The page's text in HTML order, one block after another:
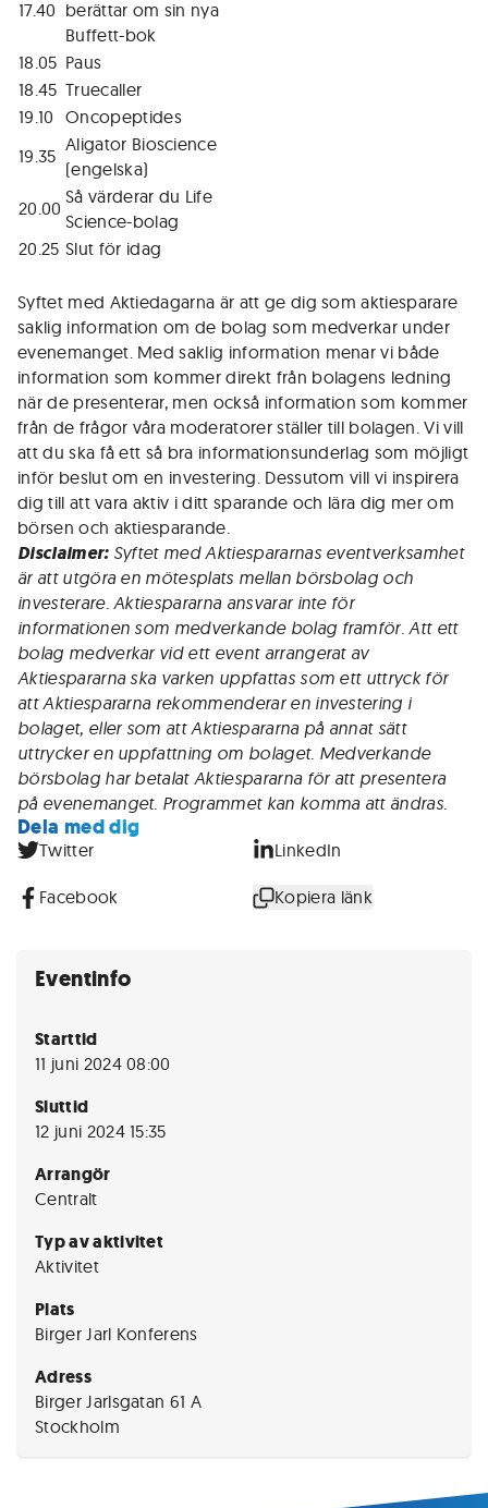
17.40 berättar om sin nya
Buffett-bok
18.05 Paus
18.45 Truecaller
19.10 Oncopeptides
19.35
Aligator Bioscience
(engelska)
20.00
Så värderar du Life
Science-bolag
20.25 Slut för idag
Syftet med Aktiedagarna är att ge dig som aktiesparare
saklig information om de bolag som medverkar under
evenemanget. Med saklig information menar vi både
information som kommer direkt från bolagens ledning
när de presenterar, men också information som kommer
från de frågor våra moderatorer ställer till bolagen. Vi vill
att du ska få ett så bra informationsunderlag som möjligt
inför beslut om en investering. Dessutom vill vi inspirera
dig till att vara aktiv i ditt sparande och lära dig mer om
börsen och aktiesparande.
Disclaimer:Syftet med Aktiespararnas eventverksamhet
är att utgöra en mötesplats mellan börsbolag och
investerare. Aktiespararna ansvarar inte för
informationen som medverkande bolag framför. Att ett
bolag medverkar vid ett event arrangerat av
Aktiespararna ska varken uppfattas som ett uttryck för
att Aktiespararna rekommenderar en investering i
bolaget, eller som att Aktiespararna på annat sätt
uttrycker en uppfattning om bolaget. Medverkande
börsbolag har betalat Aktiespararna för att presentera
på evenemanget. Programmet kan komma att ändras.
Dela med dig
Twitter LinkedIn
Facebook Kopiera länk
Eventinfo
Starttid
11 juni 2024 08:00
Sluttid
12 juni 2024 15:35
Arrangör
Centralt
Typ av aktivitet
Aktivitet
Plats
Birger Jarl Konferens
Adress
Birger Jarlsgatan 61 A
Stockholm